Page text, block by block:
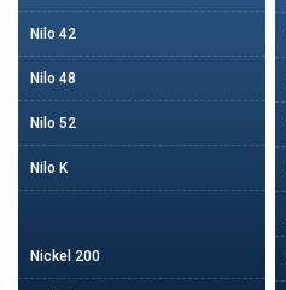
Nilo 42
Nilo 48
Nilo 52
Nilo K
Nickel 200